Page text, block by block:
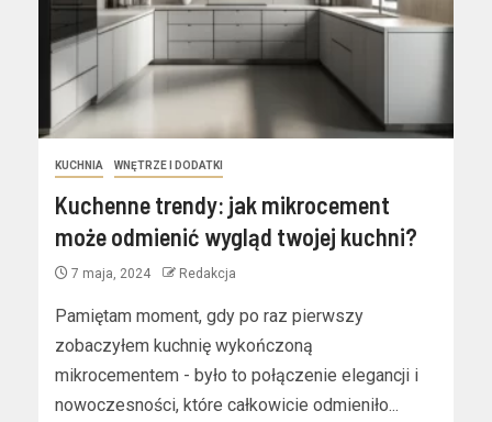
KUCHNIA WNĘTRZE I DODATKI
Kuchenne trendy: jak mikrocement
może odmienić wygląd twojej kuchni?
7 maja, 2024 Redakcja
Pamiętam moment, gdy po raz pierwszy
zobaczyłem kuchnię wykończoną
mikrocementem - było to połączenie elegancji i
nowoczesności, które całkowicie odmieniło...